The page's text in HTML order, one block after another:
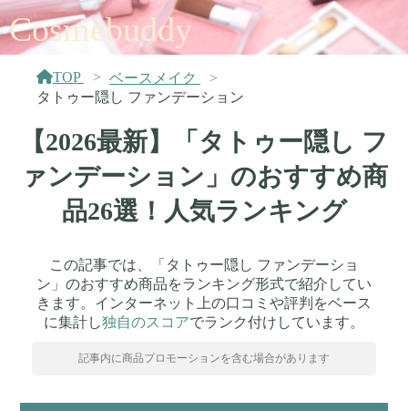
Cosmebuddy
TOP
ベースメイク
タトゥー隠し ファンデーション
【2026最新】「タトゥー隠し フ
ァンデーション」のおすすめ商
品26選！人気ランキング
この記事では、「タトゥー隠し ファンデーショ
ン」のおすすめ商品をランキング形式で紹介してい
きます。インターネット上の口コミや評判をベース
に集計し独自のスコアでランク付けしています。
記事内に商品プロモーションを含む場合があります